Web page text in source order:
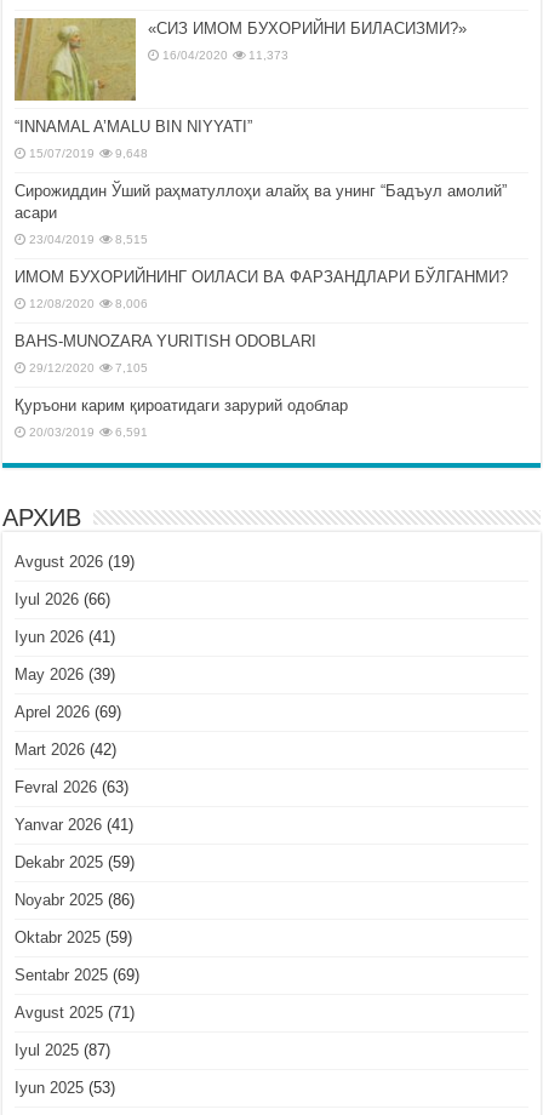
«СИЗ ИМОМ БУХОРИЙНИ БИЛАСИЗМИ?»
16/04/2020 11,373
“INNAMAL A’MALU BIN NIYYATI”
15/07/2019 9,648
Сирожиддин Ўший раҳматуллоҳи алайҳ ва унинг “Бадъул амолий”
асари
23/04/2019 8,515
ИМОМ БУХОРИЙНИНГ ОИЛАСИ ВА ФАРЗАНДЛАРИ БЎЛГАНМИ?
12/08/2020 8,006
BAHS-MUNOZARA YURITISH ODOBLARI
29/12/2020 7,105
Қуръони карим қироатидаги зарурий одоблар
20/03/2019 6,591
АРХИВ
Avgust 2026 (19)
Iyul 2026 (66)
Iyun 2026 (41)
May 2026 (39)
Aprel 2026 (69)
Mart 2026 (42)
Fevral 2026 (63)
Yanvar 2026 (41)
Dekabr 2025 (59)
Noyabr 2025 (86)
Oktabr 2025 (59)
Sentabr 2025 (69)
Avgust 2025 (71)
Iyul 2025 (87)
Iyun 2025 (53)